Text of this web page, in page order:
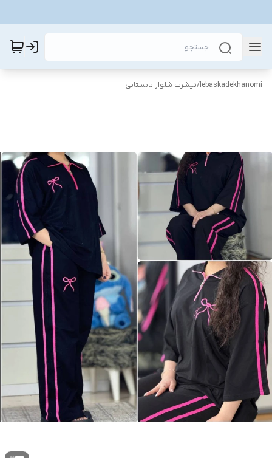
lebaskadekhanomi
/تیشرت شلوار تابستانی